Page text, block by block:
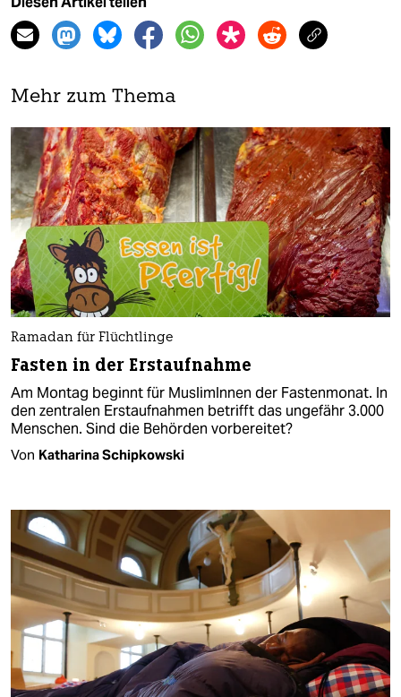
Mehr zum Thema
Ramadan für Flüchtlinge
Fasten in der Erstaufnahme
Am Montag beginnt für MuslimInnen der Fastenmonat. In
den zentralen Erstaufnahmen betrifft das ungefähr 3.000
Menschen. Sind die Behörden vorbereitet?
Von Katharina Schipkowski